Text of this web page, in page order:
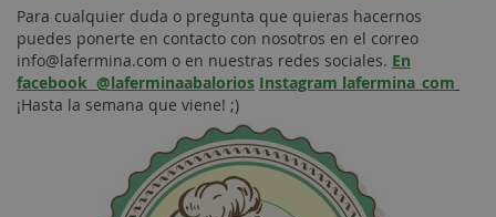
Para cualquier duda o pregunta que quieras hacernos
puedes ponerte en contacto con nosotros en el correo
info@lafermina.com o en nuestras redes sociales. En
facebook @laferminaabalorios Instagram lafermina_com
¡Hasta la semana que viene! ;)